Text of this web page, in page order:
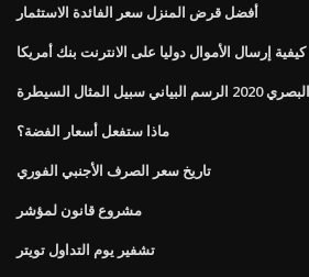
أفضل قرض المنزل سعر الفائدة الاستثمار
كيفية إرسال الأموال دوليا على الانترنت بنك أمريكا
البصري 2020 الرسم البياني سبيل المثال السيطرة
ماذا ستفعل أسعار الفضة؟
تاريخ سعر الصرف الأجنبي الفوري
مشروع قانون لمؤشر
تشفير يوم التداول تويتر